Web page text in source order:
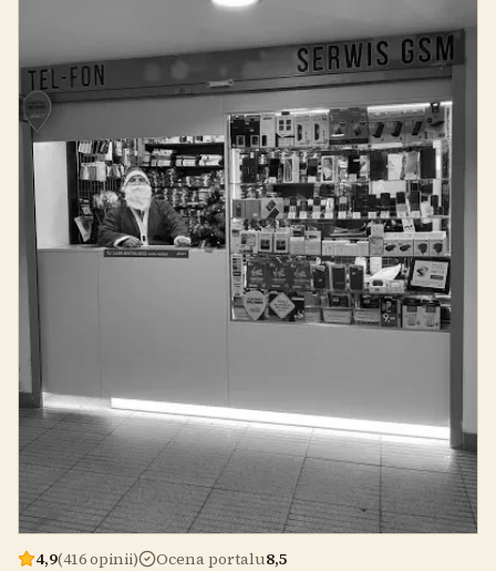
4,9(416 opinii) Ocena portalu8,5